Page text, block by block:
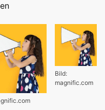
Bild:
magnific.com